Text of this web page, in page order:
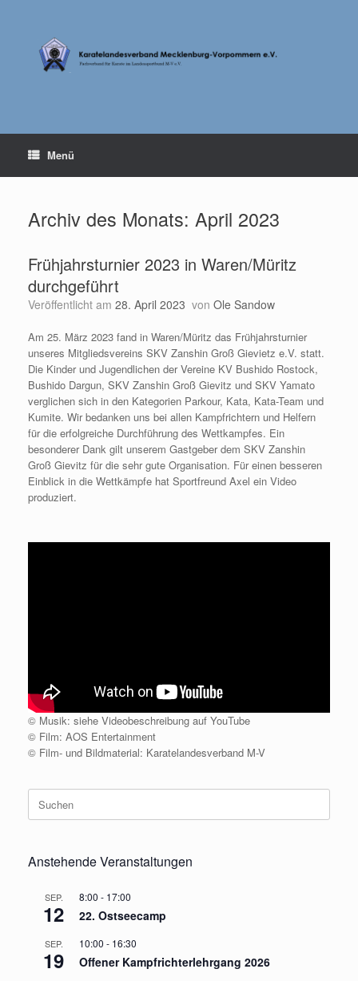
Menü
Archiv des Monats: April 2023
Frühjahrsturnier 2023 in Waren/Müritz
durchgeführt
Veröffentlicht am 28. April 2023 von Ole Sandow
Am 25. März 2023 fand in Waren/Müritz das Frühjahrsturnier
unseres Mitgliedsvereins SKV Zanshin Groß Gievietz e.V. statt.
Die Kinder und Jugendlichen der Vereine KV Bushido Rostock,
Bushido Dargun, SKV Zanshin Groß Gievitz und SKV Yamato
verglichen sich in den Kategorien Parkour, Kata, Kata-Team und
Kumite. Wir bedanken uns bei allen Kampfrichtern und Helfern
für die erfolgreiche Durchführung des Wettkampfes. Ein
besonderer Dank gilt unserem Gastgeber dem SKV Zanshin
Groß Gievitz für die sehr gute Organisation. Für einen besseren
Einblick in die Wettkämpfe hat Sportfreund Axel ein Video
produziert.
© Musik: siehe Videobeschreibung auf YouTube
© Film: AOS Entertainment
© Film- und Bildmaterial: Karatelandesverband M-V
Suche
nach:
Anstehende Veranstaltungen
SEP.
12
8:00 - 17:00
22. Ostseecamp
SEP.
19
10:00 - 16:30
Offener Kampfrichterlehrgang 2026